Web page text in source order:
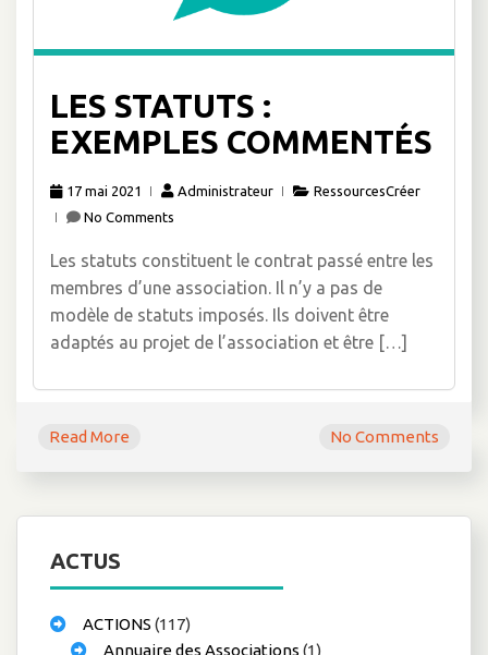
LES STATUTS :
EXEMPLES COMMENTÉS
17 mai 2021 Administrateur
RessourcesCréer
No Comments
Les statuts constituent le contrat passé entre les
membres d’une association. Il n’y a pas de
modèle de statuts imposés. Ils doivent être
adaptés au projet de l’association et être […]
Read More No Comments
ACTUS
ACTIONS (117)
Annuaire des Associations (1)